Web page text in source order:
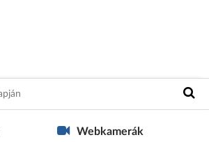
Webkamerák